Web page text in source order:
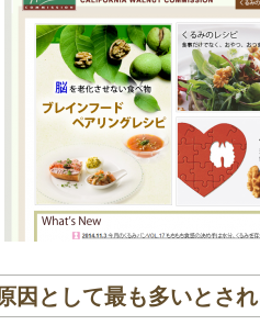
因として最も多いとさ